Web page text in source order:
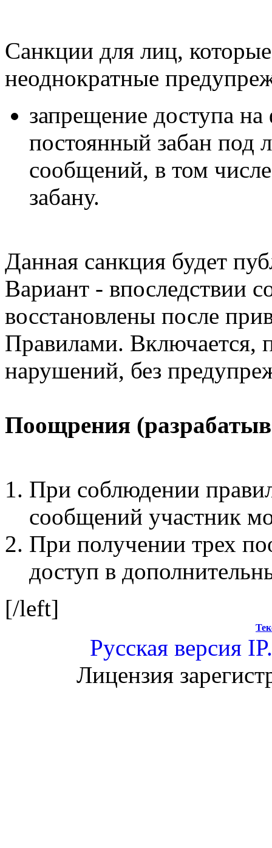
Санкции для лиц,
неоднократные
запрещение доступа
постоянный забан под
сообщений, в том
забану.
Данная санкция будет
Вариант - впоследствии
восстановлены после
Правилами. Включается,
нарушений, без
Поощрения
При соблюдении
сообщений участник
При получении трех
доступ в
[/left]
Русская версия
Лицензия